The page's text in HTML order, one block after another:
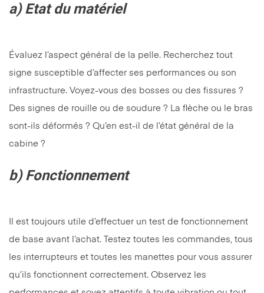
a) Etat du matériel
Évaluez l’aspect général de la pelle. Recherchez tout
signe susceptible d’affecter ses performances ou son
infrastructure. Voyez-vous des bosses ou des fissures ?
Des signes de rouille ou de soudure ? La flèche ou le bras
sont-ils déformés ? Qu’en est-il de l’état général de la
cabine ?
b) Fonctionnement
Il est toujours utile d’effectuer un test de fonctionnement
de base avant l’achat. Testez toutes les commandes, tous
les interrupteurs et toutes les manettes pour vous assurer
qu’ils fonctionnent correctement. Observez les